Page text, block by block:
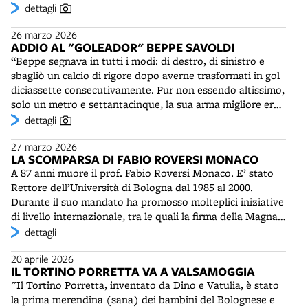
hanno raccontato la guerra civile spagnola: Lorena
Canottiere (Verdad), Vittorio Giardino (No pasarán),
Giuseppe Palumbo (Tomka, con Massimo Carlotto) e
Claudio Stassi (Repubblica). La rassegna è completata
da due mostre storiche presso il Centro Sociale della Pace
di via del Pratello, dedicate all’artista anarchico
Giandante X (1899-1984) e alla Corrida Eroica, storia
tratta dalla rivista "Il Pioniere". E' inoltre presentato il
volume I fascisti tradirono l’Italia di Italo Poma.
all’incrocio con piazza Malpighi.
dettagli
26 marzo 2026
ADDIO AL "GOLEADOR" BEPPE SAVOLDI
“Beppe segnava in tutti i modi: di destro, di sinistro e
sbagliò un calcio di rigore dopo averne trasformati in gol
diciassette consecutivamente. Pur non essendo altissimo,
solo un metro e settantacinque, la sua arma migliore era
il colpo di testa. Saltava tanto da colpire la palla sopra le
nostra classifica ne godeva”. (E. Pecci) Si spegne a
Bergamo a 79 anni Beppe Savoldi (1947-2026),
indimenticato centravanti del Bologna FC, oltre che
dell'Atalanta e del Napoli. Nelle otto stagioni giocate in
rossoblu fece 140 gol, quarto bomber di sempre, dopo
Schiavio, Reguzzoni e Pascutti. Nella squadra guidata da
Pesaola contribuì alla vittoria di due Coppe Italia (1969-
70 e 1973-74) e di una Coppa di Lega Italo-Inglese (1970-
71). Goleador "di rapina", opportunista dell'area di
rigore, dal dischetto era quasi infallibile. Il suo colpo
migliore, però, era il colpo di testa. Si diceva fosse alto
dettagli
27 marzo 2026
LA SCOMPARSA DI FABIO ROVERSI MONACO
A 87 anni muore il prof. Fabio Roversi Monaco. E’ stato
Rettore dell’Università di Bologna dal 1985 al 2000.
Durante il suo mandato ha promosso molteplici iniziative
di livello internazionale, tra le quali la firma della Magna
Charta Universitatum, in occasione delle celebrazioni del
oltre 400 rettori da tutto il mondo. Con il Bologna
Process ha riunito i ministri europei sui temi del
riconoscimento dei titoli di istruzione e la libera
circolazione degli studenti e dei laureati, che ha portato,
dettagli
20 aprile 2026
IL TORTINO PORRETTA VA A VALSAMOGGIA
"Il Tortino Porretta, inventato da Dino e Vatulia, è stato
la prima merendina (sana) dei bambini del Bolognese e